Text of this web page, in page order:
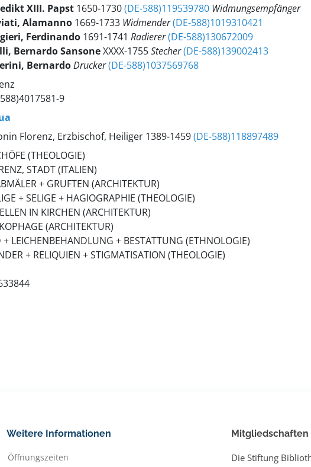
XIII. Papst1650-1730(DE-588)119539780 Widmungsempfänger
Alamanno1669-1733 Widmender(DE-588)1019310421
Ferdinando1691-1741 Radierer(DE-588)130672009
Bernardo SansoneXXXX-1755Stecher(DE-588)139002413
BernardoDrucker(DE-588)1037569768
9
Florenz, Erzbischof, Heiliger 1389-1459(DE-588)118897489
(THEOLOGIE)
STADT (ITALIEN)
+ GRUFTEN (ARCHITEKTUR)
+ SELIGE + HAGIOGRAPHIE (THEOLOGIE)
IN KIRCHEN (ARCHITEKTUR)
(ARCHITEKTUR)
+ LEICHENBEHANDLUNG + BESTATTUNG (ETHNOLOGIE)
+ RELIQUIEN + STIGMATISATION (THEOLOGIE)
Weitere Informationen
Öffnungszeiten
Mitgliedschaften
Die Stiftung